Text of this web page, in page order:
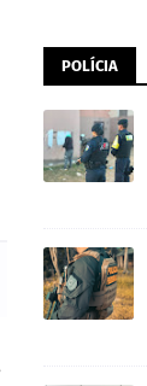
POLÍCIA